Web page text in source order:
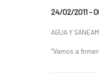
Date of
24/02/2011 -
News
AGUA Y
Summary of
"Vamos a